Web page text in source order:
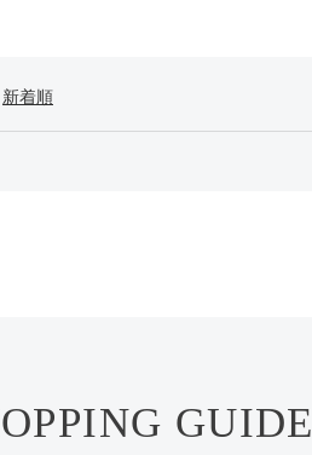
新着順
GUIDE